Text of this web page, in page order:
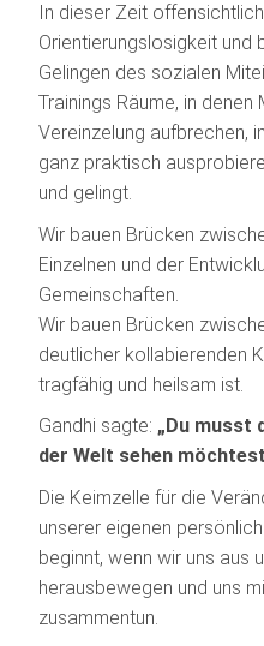
In dieser Zeit
Orientierungslosigkeit und
Gelingen des sozialen
Trainings Räume, in denen
Vereinzelung aufbrechen,
ganz praktisch
und gelingt.
Wir bauen Brücken
Einzelnen und der
Gemeinschaften.
Wir bauen Brücken
deutlicher kollabierenden
tragfähig und heilsam ist.
Gandhi sagte: „Du musst
der Welt sehen
Die Keimzelle für die
unserer eigenen
beginnt, wenn wir uns aus
herausbewegen und uns
zusammentun.